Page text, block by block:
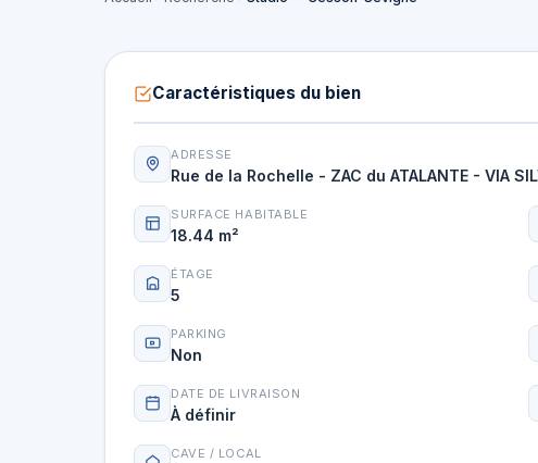
Caractéristiques du bien
ADRESSE
Rue de la Rochelle - ZAC du ATALANTE - VIA
SURFACE HABITABLE
18.44 m²
ÉTAGE
5
PARKING
Non
DATE DE LIVRAISON
À définir
CAVE / LOCAL